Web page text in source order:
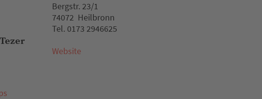
Bergstr. 23/1
74072 Heilbronn
Tel. 0173 2946625
Website